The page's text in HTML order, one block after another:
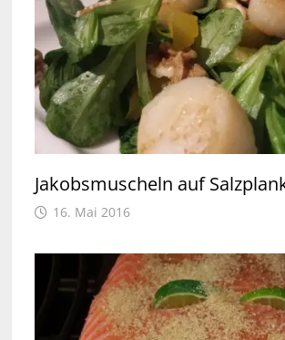
Jakobsmuscheln auf
16. Mai 2016